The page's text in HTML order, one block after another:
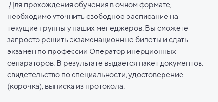
Для прохождения обучения в очном формате,
необходимо уточнить свободное расписание на
текущие группы у наших менеджеров. Вы сможете
запросто решить экзаменационные билеты и сдать
экзамен по профессии Оператор инерционных
сепараторов. В результате выдается пакет документов:
свидетельство по специальности, удостоверение
(корочка), выписка из протокола.